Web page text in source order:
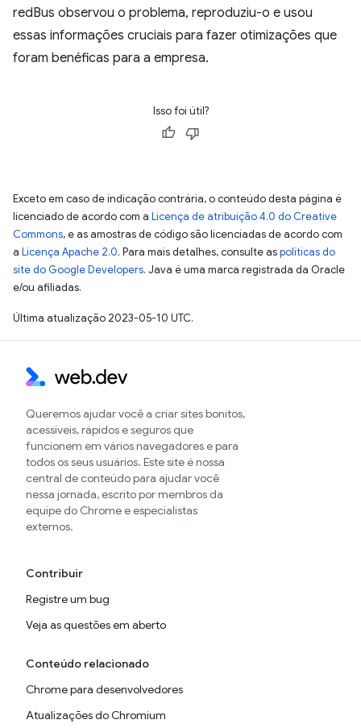
redBus observou o problema, reproduziu-o e usou
essas informações cruciais para fazer otimizações que
foram benéficas para a empresa.
Isso foi útil?
Exceto em caso de indicação contrária, o conteúdo desta página é
licenciado de acordo com a Licença de atribuição 4.0 do Creative
Commons, e as amostras de código são licenciadas de acordo com
a Licença Apache 2.0. Para mais detalhes, consulte aspolíticas do
site do Google Developers. Java é uma marca registrada da Oracle
e/ou afiliadas.
Última atualização 2023-05-10 UTC.
Queremos ajudar você a criar sites bonitos,
acessíveis, rápidos e seguros que
funcionem em vários navegadores e para
todos os seus usuários. Este site é nossa
central de conteúdo para ajudar você
nessa jornada, escrito por membros da
equipe do Chrome e especialistas
externos.
Contribuir
Registre um bug
Veja as questões em aberto
Conteúdo relacionado
Chrome para desenvolvedores
Atualizações do Chromium